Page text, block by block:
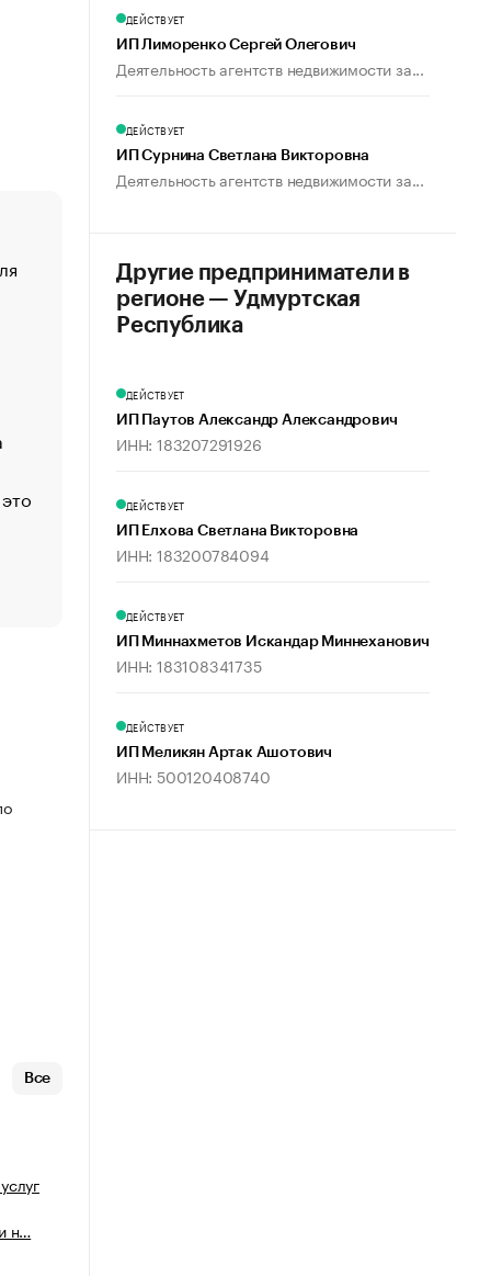
«От спорта тело стареет иначе». Как живет глава
создавшей GTA
«Деньги будут не нужны»: что рассказал Маск в
Функции менеджмента: пять ключевых основ
управления
ЕС разрешил конфискацию российской нефти —
Стресс обеспеченных людей: почему рост доходов
Что обвинения против Павла Дурова значат для
Все
н…
ДЕЙСТВУЕТ
ИП Лиморенко Сергей Олегович
Деятельность агентств недвижимости за...
ДЕЙСТВУЕТ
ИП Сурнина Светлана Викторовна
Деятельность агентств недвижимости за...
Другие предприниматели в
регионе — Удмуртская
Республика
ДЕЙСТВУЕТ
ИП Паутов Александр Александрович
ИНН: 183207291926
ДЕЙСТВУЕТ
ИП Елхова Светлана Викторовна
ИНН: 183200784094
ДЕЙСТВУЕТ
ИП Миннахметов Искандар Миннеханович
ИНН: 183108341735
ДЕЙСТВУЕТ
ИП Меликян Артак Ашотович
ИНН: 500120408740